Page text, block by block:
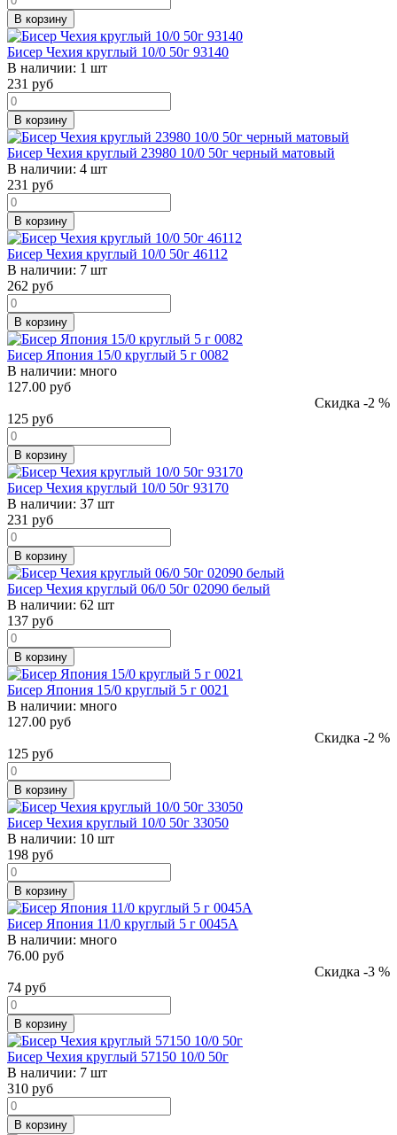
В корзину
Бисер Чехия круглый 10/0 50г 93140
В наличии: 1 шт
231 руб
В корзину
Бисер Чехия круглый 23980 10/0 50г черный матовый
В наличии: 4 шт
231 руб
В корзину
Бисер Чехия круглый 10/0 50г 46112
В наличии: 7 шт
262 руб
В корзину
Бисер Япония 15/0 круглый 5 г 0082
В наличии: много
127.00 руб
Скидка -2 %
125 руб
В корзину
Бисер Чехия круглый 10/0 50г 93170
В наличии: 37 шт
231 руб
В корзину
Бисер Чехия круглый 06/0 50г 02090 белый
В наличии: 62 шт
137 руб
В корзину
Бисер Япония 15/0 круглый 5 г 0021
В наличии: много
127.00 руб
Скидка -2 %
125 руб
В корзину
Бисер Чехия круглый 10/0 50г 33050
В наличии: 10 шт
198 руб
В корзину
Бисер Япония 11/0 круглый 5 г 0045A
В наличии: много
76.00 руб
Скидка -3 %
74 руб
В корзину
Бисер Чехия круглый 57150 10/0 50г
В наличии: 7 шт
310 руб
В корзину